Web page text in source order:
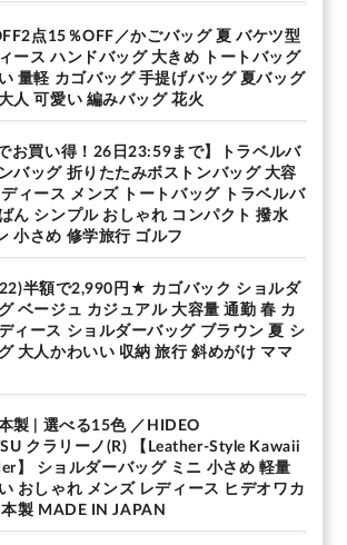
点15％OFF／かごバッグ 夏 バケツ型
ース ハンドバッグ 大きめ トートバッグ
量軽 カゴバッグ 手提げバッグ 夏バッグ
人 可愛い 編みバッグ 花火
お買い得！26日23:59まで】トラベルバ
バッグ 折りたたみボストンバッグ 大容
ィース メンズ トートバッグ トラベルバ
ん シンプル おしゃれ コンパクト 撥水
小さめ 修学旅行 ゴルフ
半額で2,990円★ カゴバック ショルダ
ベージュ カジュアル 大容量 通勤 春 カ
ィース ショルダーバッグ ブラウン 夏 シ
大人かわいい 収納 旅行 斜めがけ ママ
製 | 選べる15色 ／HIDEO
クラリーノ(R) 【Leather-Style Kawaii
】 ショルダーバッグ ミニ 小さめ 軽量
おしゃれ メンズ レディース ヒデオワカ
製 MADE IN JAPAN